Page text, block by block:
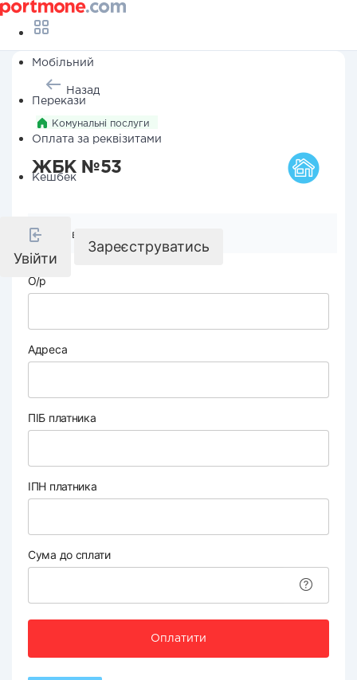
Мобільний
Перекази
Оплата за реквізитами
Кешбек
Увійти
Зареєструватись
Назад
Комунальні послуги
ЖБК №53
Реквізити компанії
О/р
Адреса
ПІБ платника
ІПН платника
Сума до сплати
Оплатити